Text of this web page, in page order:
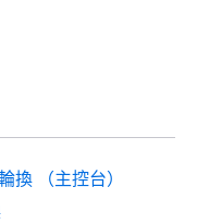
換 （主控台）